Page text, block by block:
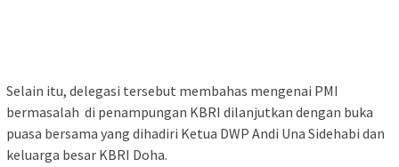
Selain itu, delegasi tersebut membahas mengenai PMI
bermasalah di penampungan KBRI dilanjutkan dengan buka
puasa bersama yang dihadiri Ketua DWP Andi Una Sidehabi dan
keluarga besar KBRI Doha.